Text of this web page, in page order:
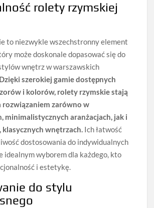
rolety rzymskiej
to niezwykle wszechstronny element
może doskonale dopasować się do
wnętrz w warszawskich
Dzięki szerokiej gamie dostępnych
i kolorów, rolety rzymskie stają
rozwiązaniem zarówno w
minimalistycznych aranżacjach, jak i
wnętrzach. Ich łatwość
dostosowania do indywidualnych
idealnym wyborem dla każdego, kto
i estetykę.
do stylu